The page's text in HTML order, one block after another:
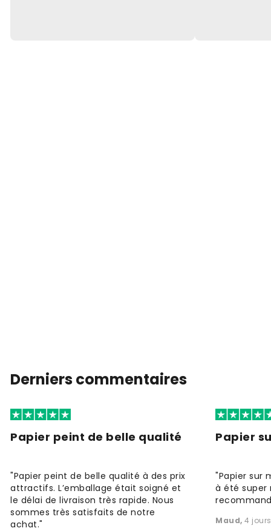
Derniers commentaires
Papier peint de belle qualité
"Papier peint de belle qualité à des prix
attractifs. L’emballage était soigné et
le délai de livraison très rapide. Nous
sommes très satisfaits de notre
achat."
Papier
"Papier sur
à été super
Maud, 4